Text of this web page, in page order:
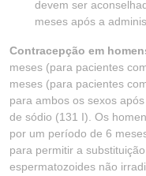
devem ser
meses após a
Contracepção em
meses (para pacientes
meses (para pacientes
para ambos os sexos
de sódio (131 I). Os
por um período de 6
para permitir a
espermatozoides não